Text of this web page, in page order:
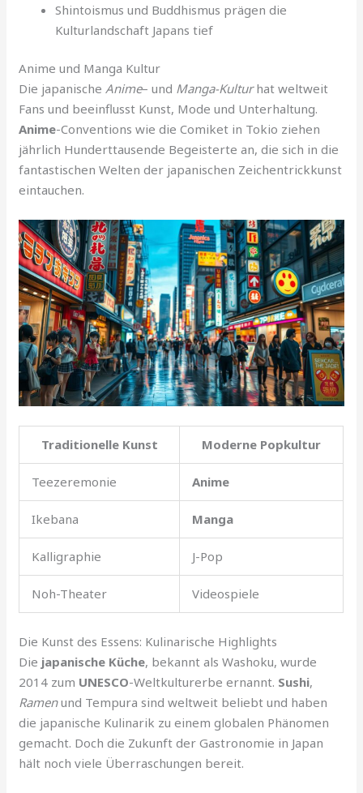
Shintoismus und Buddhismus prägen die
Kulturlandschaft Japans tief
Anime und Manga Kultur
Die japanischeAnime– und Manga-Kulturhat weltweit
Fans und beeinflusst Kunst, Mode und Unterhaltung.
Anime-Conventions wie die Comiket in Tokio ziehen
jährlich Hunderttausende Begeisterte an, die sich in die
fantastischen Welten der japanischen Zeichentrickkunst
eintauchen.
Traditionelle Kunst Moderne Popkultur
Teezeremonie Anime
Ikebana Manga
Kalligraphie J-Pop
Noh-Theater Videospiele
Die Kunst des Essens: Kulinarische Highlights
Die japanische Küche, bekannt als Washoku, wurde
2014 zum UNESCO-Weltkulturerbe ernannt. Sushi,
Ramenund Tempura sind weltweit beliebt und haben
die japanische Kulinarik zu einem globalen Phänomen
gemacht. Doch die Zukunft der Gastronomie in Japan
hält noch viele Überraschungen bereit.